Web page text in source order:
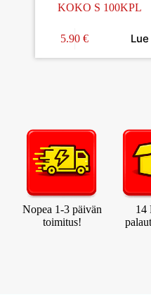
KOKO S 100KPL
5.90 € Lue
Nopea 1-3 päivän
toimitus!
14